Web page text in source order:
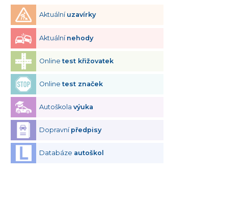
Aktuální uzavírky
Aktuální nehody
Onlinetest křižovatek
Onlinetest značek
Autoškolavýuka
Dopravní předpisy
Databáze autoškol